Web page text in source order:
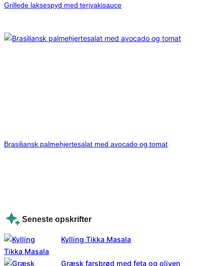
Grillede laksespyd med teriyakisauce
Brasiliansk palmehjertesalat med avocado og tomat
Seneste opskrifter
Kylling Tikka Masala
Græsk farsbrød med feta og oliven